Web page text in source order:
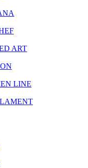
ART
LINE